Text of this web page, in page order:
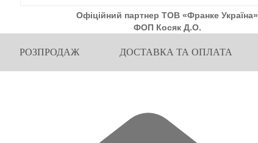
Офіційний партнер ТОВ «Франке Україна»
ФОП Косяк Д.О.
РОЗПРОДАЖ ДОСТАВКА ТА ОПЛАТА